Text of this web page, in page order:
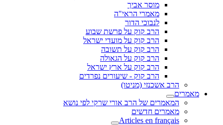
מוסר אביך
מאמרי הראי"ה
לנבוכי הדור
הרב קוק על פרשת שבוע
הרב קוק על מועדי ישראל
הרב קוק על תשובה
הרב קוק על הגאולה
הרב קוק על ארץ ישראל
הרב קוק - שיעורים נפרדים
הרב אשכנזי (מניטו)
מאמרים
המאמרים של הרב אורי שרקי לפי נושא
מאמרים חדשים
Articles en français